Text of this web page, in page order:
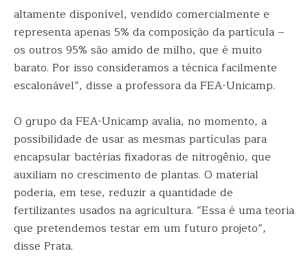
altamente disponível, vendido comercialmente e
representa apenas 5% da composição da partícula –
os outros 95% são amido de milho, que é muito
barato. Por isso consideramos a técnica facilmente
escalonável”, disse a professora da FEA-Unicamp.
O grupo da FEA-Unicamp avalia, no momento, a
possibilidade de usar as mesmas partículas para
encapsular bactérias fixadoras de nitrogênio, que
auxiliam no crescimento de plantas. O material
poderia, em tese, reduzir a quantidade de
fertilizantes usados na agricultura. “Essa é uma teoria
que pretendemos testar em um futuro projeto”,
disse Prata.